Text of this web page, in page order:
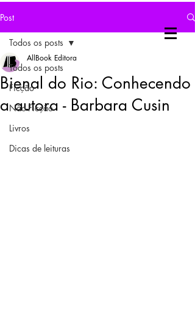
Post
Todos os posts
Ficção
Não-Ficção
Livros
Dicas de leituras
Todos os posts
Bienal do Rio: Conhecendo
a autora - Barbara Cusin
AllBook Editora